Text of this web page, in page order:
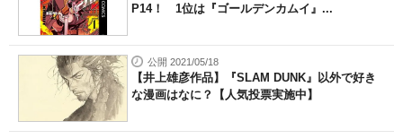
P14！ 1位は『ゴールデンカムイ』...
公開 2021/05/18
【井上雄彦作品】『SLAM DUNK』以外で好き
な漫画はなに？【人気投票実施中】